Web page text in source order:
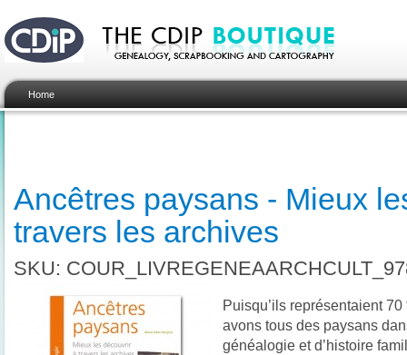
Home
Ancêtres paysans - Mieux
travers les archives
SKU:
Puisqu’ils représentaient
avons tous des paysans
généalogie et d’histoire